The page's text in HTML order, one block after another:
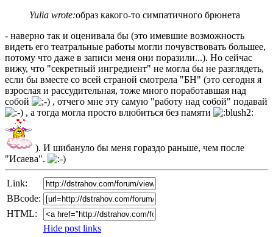
Yulia wrote:образ какого-то симпатичного брюнета
- наверно так и оценивала бы (это имевшие возможность
видеть его театральные работы могли почувствовать большее,
потому что даже в записи меня они поразили...). Но сейчас
вижу, что "секретный ингредиент" не могла бы не разглядеть,
если бы вместе со всей страной смотрела "БН" (это сегодня я
взрослая и рассудительная, тоже много поработавшая над
собой
, отчего мне эту самую "работу над собой" подавай
, а тогда могла просто влюбиться без памяти
). И шибануло бы меня гораздо раньше, чем после
"Исаева".
Link:
BBcode:
HTML:
Hide post links